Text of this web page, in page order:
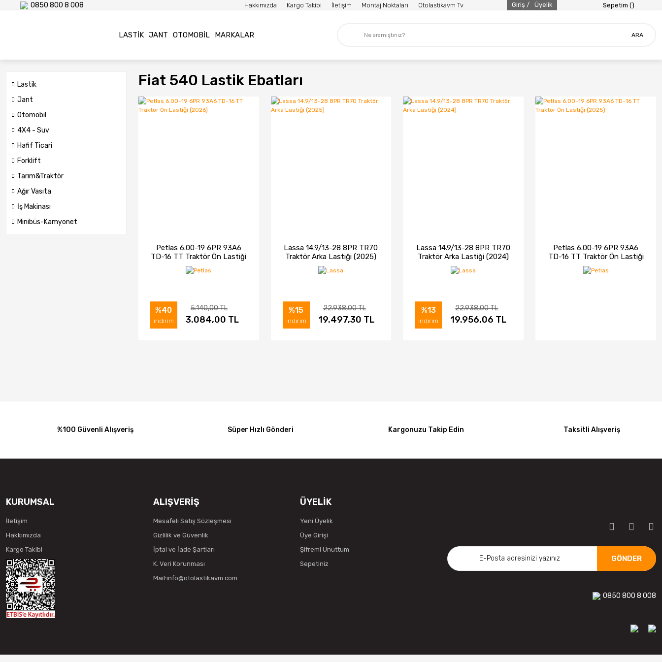
0850 800 8 008 Hakkımızda Kargo Takibi İletişim Montaj Noktaları Otolastikavm Tv Giriş / Üyelik Sepetim ()
LASTIK JANT OTOMOBIL MARKALAR ARA
Lastik
Jant
Otomobil
4X4 - Suv
Hafif Ticari
Forklift
Tarım&Traktör
Ağır Vasıta
İş Makinası
Minibüs-Kamyonet
Fiat 540 Lastik Ebatları
Petlas 6.00-19 6PR 93A6
TD-16 TT Traktör Ön Lastiği
(2026)
%40
indirim
5.140,00 TL
3.084,00 TL
İNCELE SATIN AL
Lassa 14.9/13-28 8PR TR70
Traktör Arka Lastiği (2025)
%15
indirim
22.938,00 TL
19.497,30 TL
İNCELE SATIN AL
Lassa 14.9/13-28 8PR TR70
Traktör Arka Lastiği (2024)
%13
indirim
22.938,00 TL
19.956,06 TL
İNCELE SATIN AL
Petlas 6.00-19 6PR 93A6
TD-16 TT Traktör Ön Lastiği
(2025)
%100 Güvenli Alışveriş Süper Hızlı Gönderi Kargonuzu Takip Edin Taksitli Alışveriş
KURUMSAL
İletişim
Hakkımızda
Kargo Takibi
ALIŞVERİŞ
Mesafeli Satış Sözleşmesi
Gizlilik ve Güvenlik
İptal ve İade Şartları
K. Veri Korunması
Mail:info@otolastikavm.com
ÜYELİK
Yeni Üyelik
Üye Girişi
Şifremi Unuttum
Sepetiniz
GÖNDER
0850 800 8 008